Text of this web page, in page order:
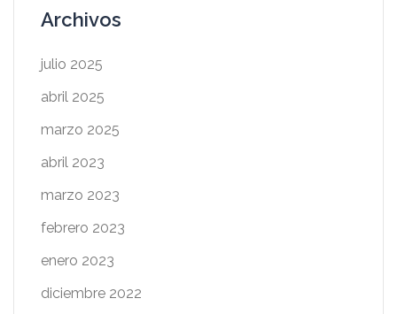
Archivos
julio 2025
abril 2025
marzo 2025
abril 2023
marzo 2023
febrero 2023
enero 2023
diciembre 2022